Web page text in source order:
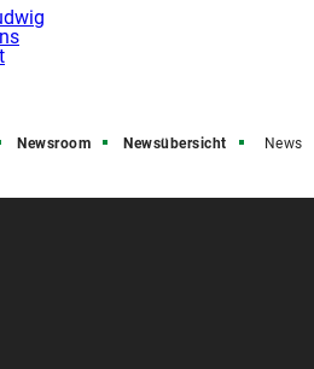
Newsroom Newsübersicht News